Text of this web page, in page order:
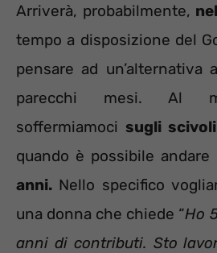
Arriverà, probabilmente,
tempo a disposizione del
pensare ad un’alternativa a
parecchi mesi. Al
soffermiamoci sugli
quando è possibile
anni. Nello specifico
una donna che chiede “Ho
anni di contributi. Sto